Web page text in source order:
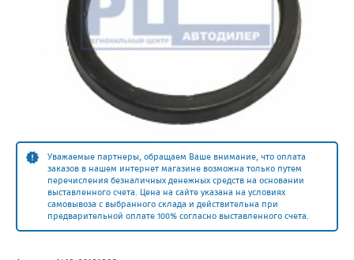
Уважаемые партнеры, обращаем Ваше внимание, что оплата
заказов в нашем интернет магазине возможна только путем
перечисления безналичных денежных средств на основании
выставленного счета. Цена на сайте указана на условиях
самовывоза с выбранного склада и действительна при
предварительной оплате 100% согласно выставленного счета.